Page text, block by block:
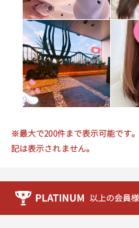
18:30
18:40
18:50
19:30
※最大で200件まで表示可能です
記は表示されません。
以上の会員